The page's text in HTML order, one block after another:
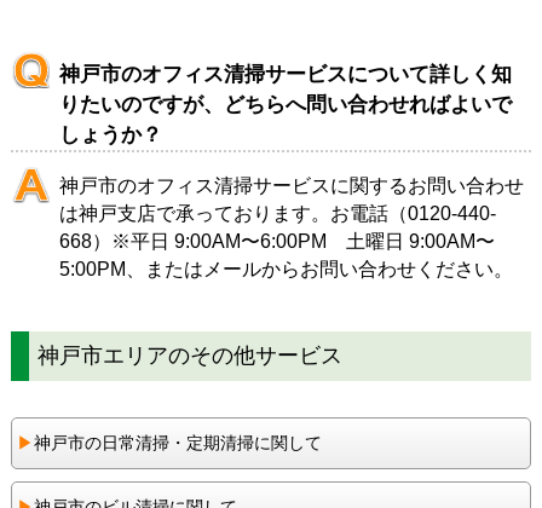
神戸市のオフィス清掃サービスについて詳しく知
りたいのですが、どちらへ問い合わせればよいで
しょうか？
神戸市のオフィス清掃サービスに関するお問い合わせ
は神戸支店で承っております。お電話（0120-440-
668）※平日 9:00AM〜6:00PM 土曜日 9:00AM〜
5:00PM、または メールからお問い合わせください。
神戸市エリアのその他サービス
▶︎神戸市の日常清掃・定期清掃に関して